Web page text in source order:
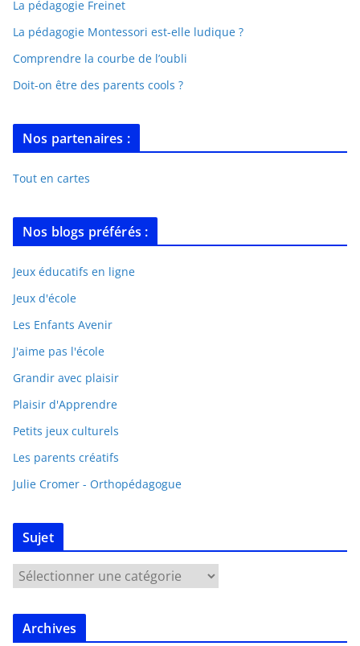
La pédagogie Freinet
La pédagogie Montessori est-elle ludique ?
Comprendre la courbe de l’oubli
Doit-on être des parents cools ?
Nos partenaires :
Tout en cartes
Nos blogs préférés :
Jeux éducatifs en ligne
Jeux d'école
Les Enfants Avenir
J'aime pas l'école
Grandir avec plaisir
Plaisir d'Apprendre
Petits jeux culturels
Les parents créatifs
Julie Cromer - Orthopédagogue
Sujet
Archives